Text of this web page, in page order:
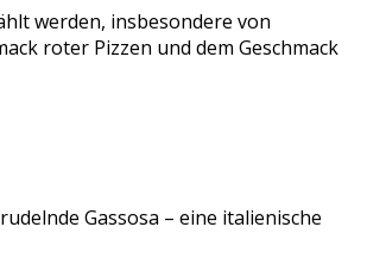
werden, insbesondere von
roter Pizzen und dem Geschmack
Gassosa – eine italienische